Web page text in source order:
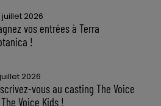
juillet 2026
vos entrées à Terra
!
juillet 2026
vous au casting The Voice
Voice Kids !